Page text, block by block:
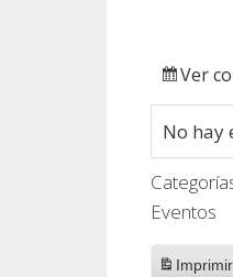
Ver
No hay
Eventos
Imprimir